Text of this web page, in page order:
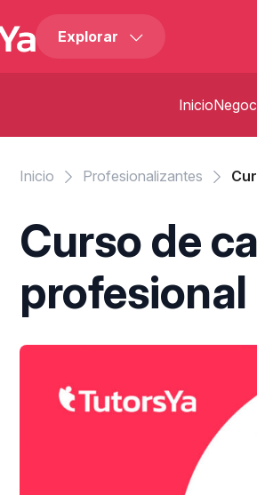
Explorar
Inicio
Inicio Profesionalizantes
Curso de